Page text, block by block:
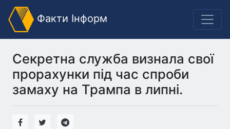
Факти Інформ
Секретна служба визнала свої
прорахунки під час спроби
замаху на Трампа в липні.